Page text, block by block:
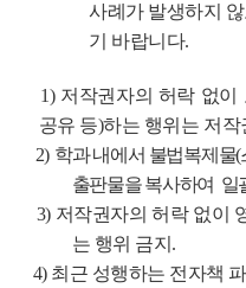
사례가 발생하지
기 바랍니다.
1) 저작권자의 허락 없이
공유 등)하는 행위는 저작
2) 학과 내에서 불법복제물(
출판물을 복사하여 일
3) 저작권자의 허락 없이
는 행위 금지.
4) 최근 성행하는 전자책